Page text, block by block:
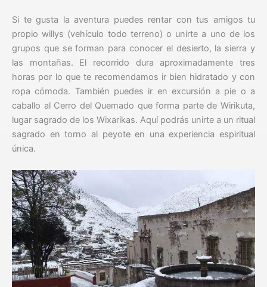
Si te gusta la aventura puedes rentar con tus amigos tu
propio willys (vehículo todo terreno) o unirte a uno de los
grupos que se forman para conocer el desierto, la sierra y
las montañas. El recorrido dura aproximadamente tres
horas por lo que te recomendamos ir bien hidratado y con
ropa cómoda. También puedes ir en excursión a pie o a
caballo al Cerro del Quemado que forma parte de Wirikuta,
lugar sagrado de los Wixarikas. Aquí podrás unirte a un ritual
sagrado en torno al peyote en una experiencia espiritual
única.